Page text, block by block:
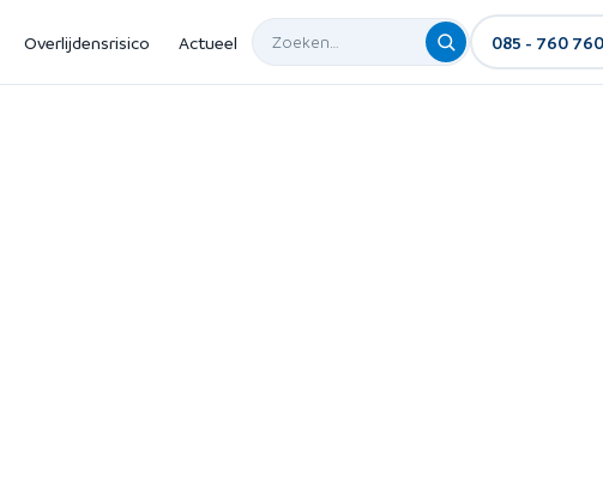
Overlijdensrisico Actueel 085 - 760